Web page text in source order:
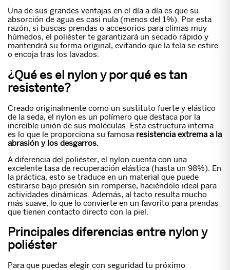
Una de sus grandes ventajas en el día a día es que su
absorción de agua es casi nula (menos del 1%). Por esta
razón, si buscas prendas o accesorios para climas muy
húmedos, el poliéster te garantizará un secado rápido y
mantendrá su forma original, evitando que la tela se estire
o encoja tras los lavados.
¿Qué es el nylon y por qué es tan
resistente?
Creado originalmente como un sustituto fuerte y elástico
de la seda, el nylon es un polímero que destaca por la
increíble unión de sus moléculas. Esta estructura interna
es lo que le proporciona su famosa resistencia extrema a la
abrasión y los desgarros
A diferencia del poliéster, el nylon cuenta con una
excelente tasa de recuperación elástica (hasta un 98%). En
la práctica, esto se traduce en un material que puede
estirarse bajo presión sin romperse, haciéndolo ideal para
actividades dinámicas. Además, al tacto resulta mucho
más suave, lo que lo convierte en un favorito para prendas
que tienen contacto directo con la piel.
Principales diferencias entre nylon y
poliéster
Para que puedas elegir con seguridad tu próximo